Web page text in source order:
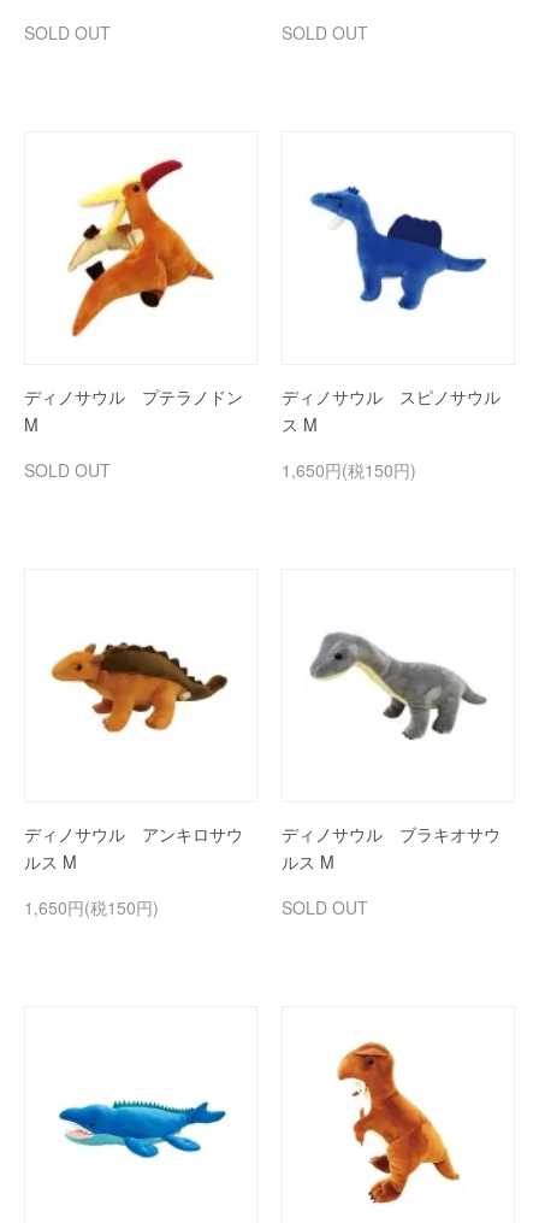
SOLD OUT
SOLD OUT
ディノサウル プテラノドン
M
SOLD OUT
ディノサウル スピノサウル
ス M
1,650円(税150円)
ディノサウル アンキロサウ
ルス M
1,650円(税150円)
ディノサウル ブラキオサウ
ルス M
SOLD OUT